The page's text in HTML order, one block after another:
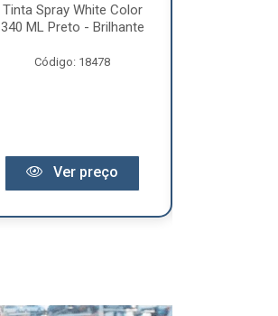
Tinta Spray White Color
340 ML Preto - Brilhante
Código: 18478
Ver preço